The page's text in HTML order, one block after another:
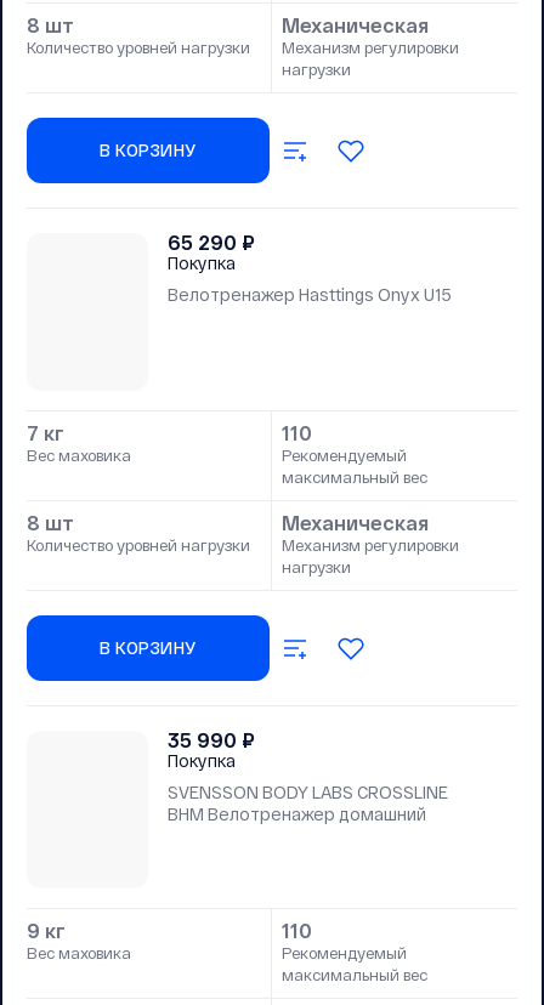
8 шт
Количество уровней нагрузки
Механическая
Механизм регулировки
нагрузки
В КОРЗИНУ
65 290 ₽
Покупка
Велотренажер Hasttings Onyx U15
7 кг
Вес маховика
110
Рекомендуемый
максимальный вес
8 шт
Количество уровней нагрузки
Механическая
Механизм регулировки
нагрузки
В КОРЗИНУ
35 990 ₽
Покупка
SVENSSON BODY LABS CROSSLINE
BHM Велотренажер домашний
9 кг
Вес маховика
110
Рекомендуемый
максимальный вес